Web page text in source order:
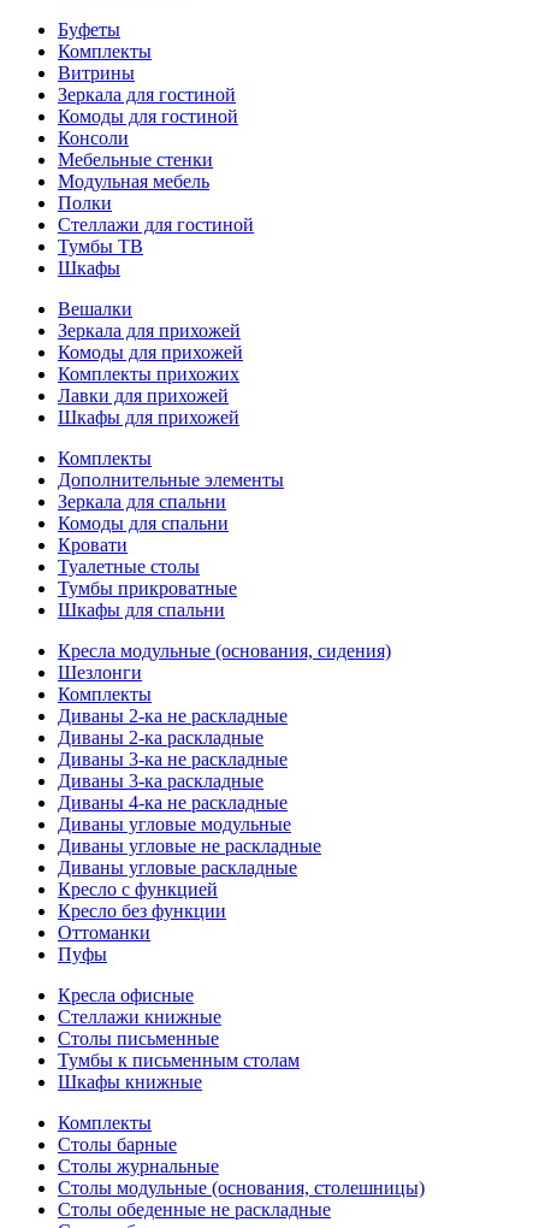
Буфеты
Комплекты
Витрины
Зеркала для гостиной
Комоды для гостиной
Консоли
Мебельные стенки
Модульная мебель
Полки
Стеллажи для гостиной
Тумбы ТВ
Шкафы
Вешалки
Зеркала для прихожей
Комоды для прихожей
Комплекты прихожих
Лавки для прихожей
Шкафы для прихожей
Комплекты
Дополнительные элементы
Зеркала для спальни
Комоды для спальни
Кровати
Туалетные столы
Тумбы прикроватные
Шкафы для спальни
Кресла модульные (основания, сидения)
Шезлонги
Комплекты
Диваны 2-ка не раскладные
Диваны 2-ка раскладные
Диваны 3-ка не раскладные
Диваны 3-ка раскладные
Диваны 4-ка не раскладные
Диваны угловые модульные
Диваны угловые не раскладные
Диваны угловые раскладные
Кресло с функцией
Кресло без функции
Оттоманки
Пуфы
Кресла офисные
Стеллажи книжные
Столы письменные
Тумбы к письменным столам
Шкафы книжные
Комплекты
Столы барные
Столы журнальные
Столы модульные (основания, столешницы)
Столы обеденные не раскладные